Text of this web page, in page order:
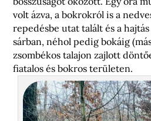
volt ázva, a bokrokról is a
repedésbe utat talált és a
sárban, néhol pedig bokáig
zsombékos talajon zajlott
fiatalos és bokros területen.